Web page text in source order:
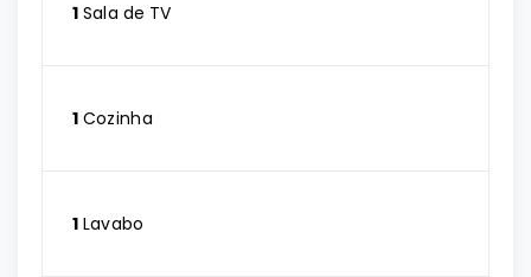
1 Sala de TV
1 Cozinha
1 Lavabo